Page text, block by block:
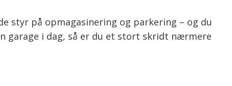
styr på opmagasinering og parkering – og du
garage i dag, så er du et stort skridt nærmere